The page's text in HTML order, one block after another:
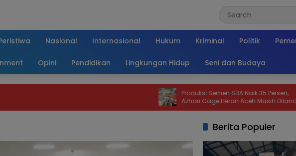
Nasional Internasional Hukum Kriminal Politik
Opini Pendidikan Lingkungan Hidup Seni dan Budaya
Produksi Semen SBA Naik 35 Persen,
Azhari Cage Heran Aceh Masih Dilanda
Kelangkaan
Berita Populer